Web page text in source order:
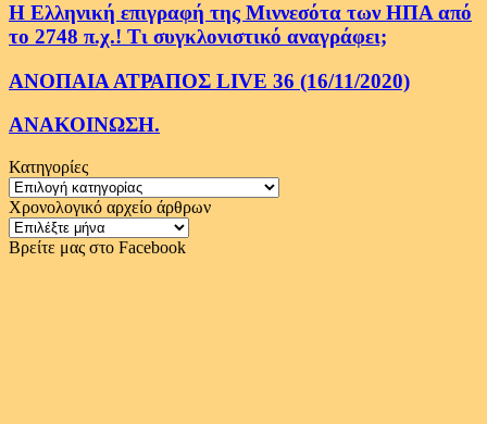
Η Ελληνική επιγραφή της Μιννεσότα των ΗΠΑ από
το 2748 π.χ.! Τι συγκλονιστικό αναγράφει;
ΑΝΟΠΑΙΑ ΑΤΡΑΠΟΣ LIVE 36 (16/11/2020)
ΑΝΑΚΟΙΝΩΣΗ.
Κατηγορίες
Κατηγορίες
Χρονολογικό αρχείο άρθρων
Χρονολογικό
αρχείο
Βρείτε μας στο Facebook